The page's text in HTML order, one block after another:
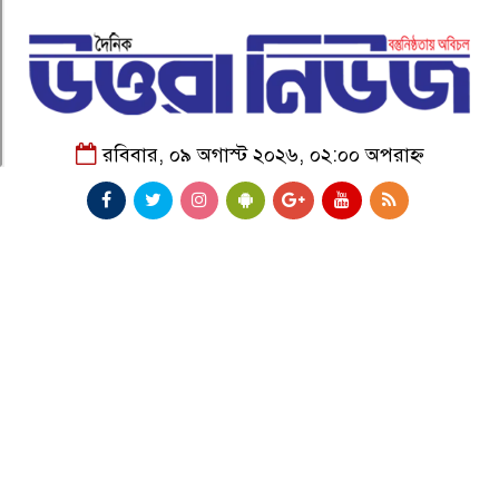
রবিবার, ০৯ অগাস্ট ২০২৬, ০২:০০ অপরাহ্ন